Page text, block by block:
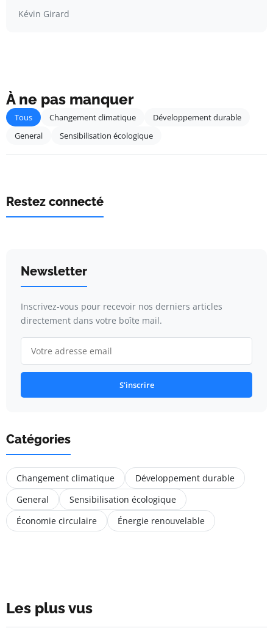
Kévin Girard
À ne pas manquer
Tous Changement climatique
Développement durable
General
Sensibilisation écologique
Restez connecté
Newsletter
Inscrivez-vous pour recevoir nos derniers articles
directement dans votre boîte mail.
S'inscrire
Catégories
Changement climatique
Développement durable
General
Sensibilisation écologique
Économie circulaire
Énergie renouvelable
Les plus vus